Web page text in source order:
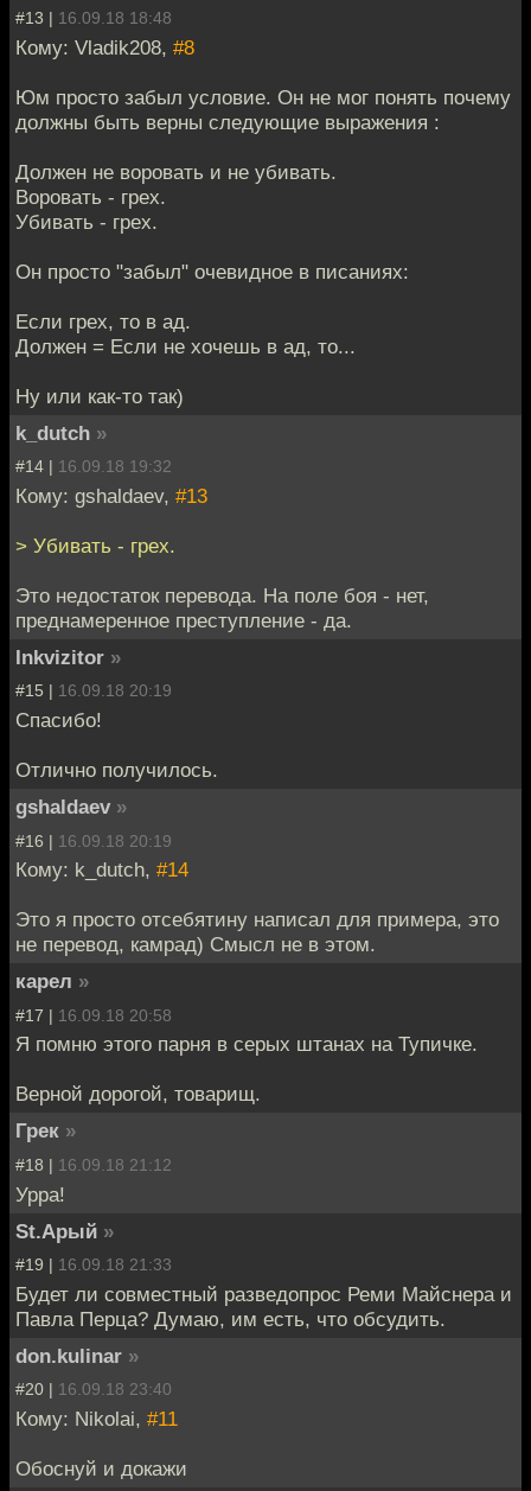
#13 | 16.09.18 18:48
Кому: Vladik208, #8
Юм просто забыл условие. Он не мог понять почему
должны быть верны следующие выражения :
Должен не воровать и не убивать.
Воровать - грех.
Убивать - грех.
Он просто "забыл" очевидное в писаниях:
Если грех, то в ад.
Должен = Если не хочешь в ад, то...
Ну или как-то так)
k_dutch »
#14 | 16.09.18 19:32
Кому: gshaldaev, #13
> Убивать - грех.
Это недостаток перевода. На поле боя - нет,
преднамеренное преступление - да.
Inkvizitor »
#15 | 16.09.18 20:19
Спасибо!
Отлично получилось.
gshaldaev »
#16 | 16.09.18 20:19
Кому: k_dutch, #14
Это я просто отсебятину написал для примера, это
не перевод, камрад) Смысл не в этом.
карел »
#17 | 16.09.18 20:58
Я помню этого парня в серых штанах на Тупичке.
Верной дорогой, товарищ.
Грек »
#18 | 16.09.18 21:12
Урра!
St.Арый »
#19 | 16.09.18 21:33
Будет ли совместный разведопрос Реми Майснера и
Павла Перца? Думаю, им есть, что обсудить.
don.kulinar »
#20 | 16.09.18 23:40
Кому: Nikolai, #11
Обоснуй и докажи